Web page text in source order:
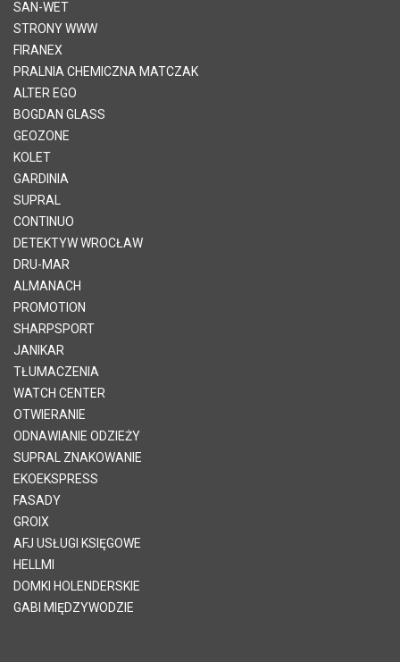
SAN-WET
STRONY WWW
FIRANEX
PRALNIA CHEMICZNA MATCZAK
ALTER EGO
BOGDAN GLASS
GEOZONE
KOLET
GARDINIA
SUPRAL
CONTINUO
DETEKTYW WROCŁAW
DRU-MAR
ALMANACH
PROMOTION
SHARPSPORT
JANIKAR
TŁUMACZENIA
WATCH CENTER
OTWIERANIE
ODNAWIANIE ODZIEŻY
SUPRAL ZNAKOWANIE
EKOEKSPRESS
FASADY
GROIX
AFJ USŁUGI KSIĘGOWE
HELLMI
DOMKI HOLENDERSKIE
GABI MIĘDZYWODZIE